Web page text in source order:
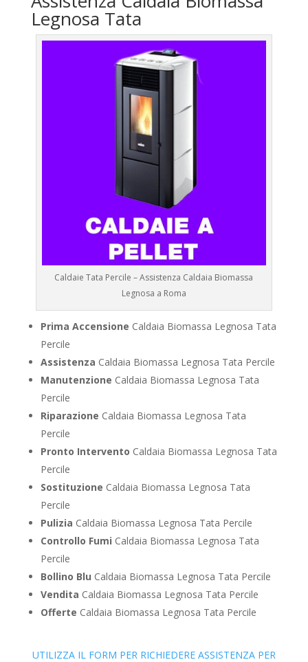
Legnosa Tata
Caldaie Tata Percile – Assistenza Caldaia Biomassa
Legnosa a Roma
Prima Accensione Caldaia Biomassa Legnosa Tata
Percile
Assistenza Caldaia Biomassa Legnosa Tata Percile
Manutenzione Caldaia Biomassa Legnosa Tata
Percile
Riparazione Caldaia Biomassa Legnosa Tata
Percile
Pronto Intervento Caldaia Biomassa Legnosa Tata
Percile
Sostituzione Caldaia Biomassa Legnosa Tata
Percile
Pulizia Caldaia Biomassa Legnosa Tata Percile
Controllo Fumi Caldaia Biomassa Legnosa Tata
Percile
Bollino Blu Caldaia Biomassa Legnosa Tata Percile
Vendita Caldaia Biomassa Legnosa Tata Percile
Offerte Caldaia Biomassa Legnosa Tata Percile
UTILIZZA IL FORM PER RICHIEDERE ASSISTENZA PER